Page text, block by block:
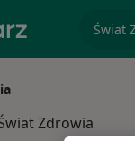
Zdrowia